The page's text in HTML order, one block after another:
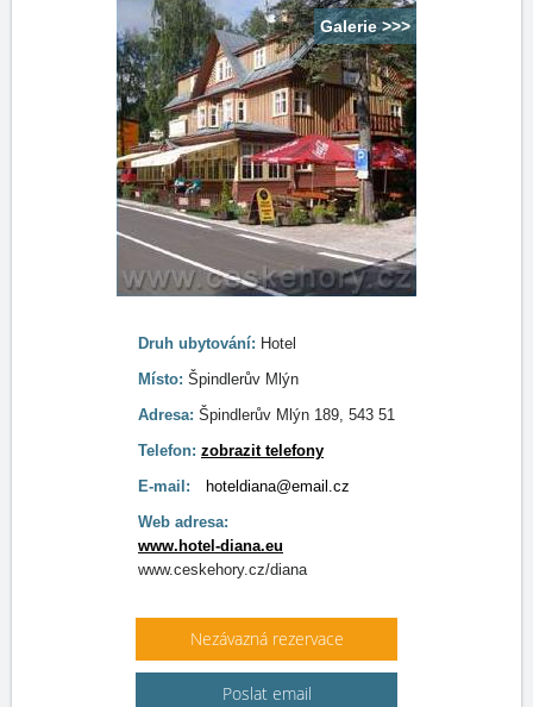
Galerie >>>
Druh ubytování: Hotel
Místo: Špindlerův Mlýn
Adresa: Špindlerův Mlýn 189, 543 51
Telefon: zobrazit telefony
E-mail:
hoteldiana@email.cz
Web adresa:
www.hotel-diana.eu
www.ceskehory.cz/diana
Nezávazná rezervace
Poslat email